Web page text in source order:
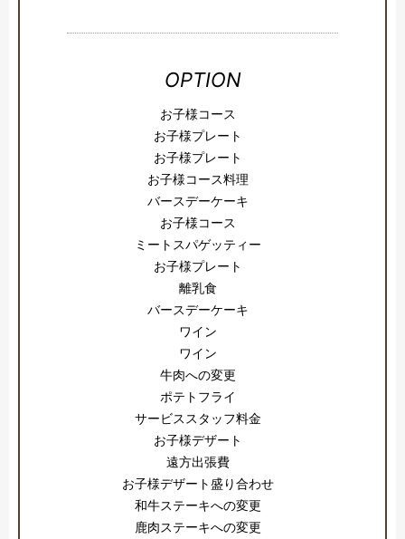
OPTION
お子様コース
お子様プレート
お子様プレート
お子様コース料理
バースデーケーキ
お子様コース
ミートスパゲッティー
お子様プレート
離乳食
バースデーケーキ
ワイン
ワイン
牛肉への変更
ポテトフライ
サービススタッフ料金
お子様デザート
遠方出張費
お子様デザート盛り合わせ
和牛ステーキへの変更
鹿肉ステーキへの変更